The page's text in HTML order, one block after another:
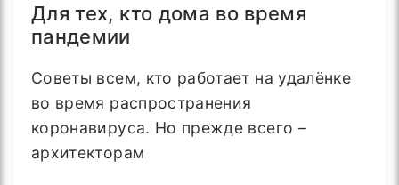
Для тех, кто дома во время
пандемии
Советы всем, кто работает на удалёнке
во время распространения
коронавируса. Но прежде всего –
архитекторам